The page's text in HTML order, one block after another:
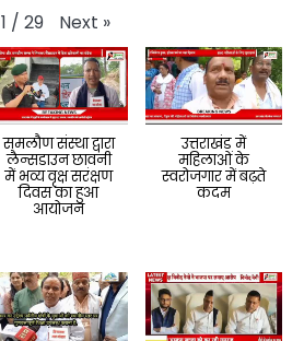
1 / 29 Next »
समलौण संस्था द्वारा
लैन्सडाउन छावनी
में भव्य वृक्ष सरंक्षण
दिवस का हुआ
आयोजन
उत्तराखंड में
महिलाओं के
स्वरोजगार में बढ़ते
कदम